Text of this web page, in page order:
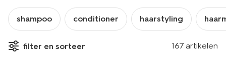
shampoo conditioner haarstyling
filter en sorteer 167 artikelen
nieuw